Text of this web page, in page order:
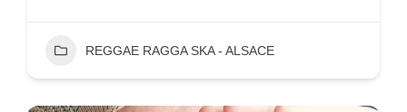
REGGAE RAGGA SKA - ALSACE